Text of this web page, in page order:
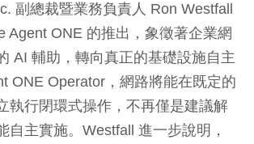
副總裁暨業務負責人 Ron Westfall
Agent ONE 的推出，象徵著企業網
AI 輔助，轉向真正的基礎設施自主
ONE Operator，網路將能在既定的
執行閉環式操作，不再僅是建議解
自主實施。Westfall 進一步說明，